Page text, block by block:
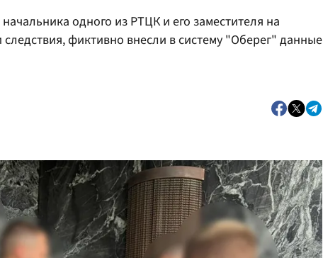
одного из РТЦК и его заместителя на
фиктивно внесли в систему "Оберег" данные